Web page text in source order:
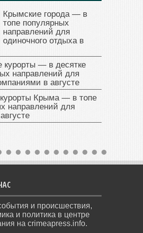
Крымские города — в
топе популярных
направлений для
одиночного отдыха в
курорты — в десятке
направлений для
в августе
Крыма — в топе
направлений для
и происшествия,
и политика в центре
на crimeapress.info.